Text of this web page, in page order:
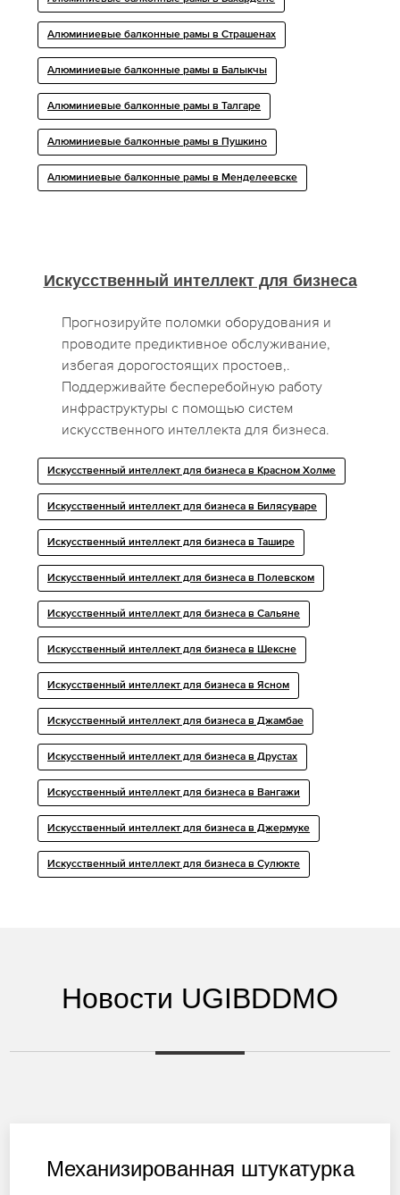
Алюминиевые балконные рамы в Страшенах
Алюминиевые балконные рамы в Балыкчы
Алюминиевые балконные рамы в Талгаре
Алюминиевые балконные рамы в Пушкино
Алюминиевые балконные рамы в Менделеевске
Искусственный интеллект для бизнеса
Прогнозируйте поломки оборудования и
проводите предиктивное обслуживание,
избегая дорогостоящих простоев,.
Поддерживайте бесперебойную работу
инфраструктуры с помощью систем
искусственного интеллекта для бизнеса.
Искусственный интеллект для бизнеса в Красном Холме
Искусственный интеллект для бизнеса в Билясуваре
Искусственный интеллект для бизнеса в Ташире
Искусственный интеллект для бизнеса в Полевском
Искусственный интеллект для бизнеса в Сальяне
Искусственный интеллект для бизнеса в Шексне
Искусственный интеллект для бизнеса в Ясном
Искусственный интеллект для бизнеса в Джамбае
Искусственный интеллект для бизнеса в Друстах
Искусственный интеллект для бизнеса в Вангажи
Искусственный интеллект для бизнеса в Джермуке
Искусственный интеллект для бизнеса в Сулюкте
Новости UGIBDDMO
Механизированная штукатурка